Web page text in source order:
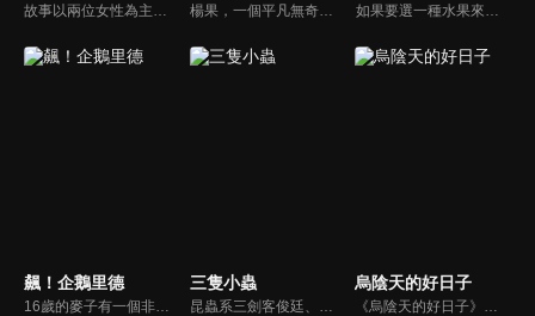
楊果，一個平凡無奇的女孩，她有的只是善良純真、熱情開朗、懂得感恩、珍惜眼前的樂天個性。項羽平是個「冷漠毒舌」的頂尖律師，最擅長替人打離婚官司和爭奪遺產。項羽平為了一對姪子傷透腦筋，在助理的推薦下僱用了楊果，而正值情傷的他，似乎逐漸被這個毫無女人味的超級褓姆吸引...
飆！企鵝里德
16歲的麥子有一個非常優秀的哥哥，會念書又會運動，甚至還是亞運會的短跑選手；麥子從小就覺得自己只是哥哥人生裡永遠的配角，直到意外接觸了競技技啦啦隊，他的人生才開始精彩豐富了起來。這是一個關於愛、原諒和追求夢想的故事，充滿喜趣也帶著淚水，勾勒出校園生活的青春與競技啦啦隊的熱血。
三隻小蟲
昆蟲系三劍客俊廷、冠強和瀛太用虎頭蜂大鬧課堂後，被主任要脅用「昆蟲微電影」交換岌岌可危的成績。為了籌措拍攝經費，俊廷來到客家庄打工賺錢；三個大學生在客家庄裡遇見文化衝擊，還得要在緊迫時間內拍攝出一系列的昆蟲電影，於此同時，俊廷赫然發現自己愛上茶庄老闆娘.....
烏陰天的好日子
《烏陰天的好日子》台劇線上看。為了逃避情傷跟工作不順的雙重打擊，護理師王碧秋到了偏遠的私人精神療養中心工作，但具有暴力傾向的前男友郭得浩得知碧秋下落，再次出現打亂碧秋生活。而當碧秋鼓起勇氣準備讓生活重回正軌時，郭得浩的現任女友林莉突然來到療養中心，成為天石的病人，並投下震撼彈……